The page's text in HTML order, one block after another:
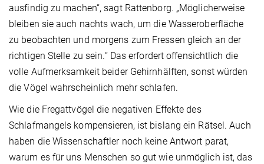
ausfindig zu machen“, sagt Rattenborg. „Möglicherweise
bleiben sie auch nachts wach, um die Wasseroberfläche
zu beobachten und morgens zum Fressen gleich an der
richtigen Stelle zu sein.“ Das erfordert offensichtlich die
volle Aufmerksamkeit beider Gehirnhälften, sonst würden
die Vögel wahrscheinlich mehr schlafen.
Wie die Fregattvögel die negativen Effekte des
Schlafmangels kompensieren, ist bislang ein Rätsel. Auch
haben die Wissenschaftler noch keine Antwort parat,
warum es für uns Menschen so gut wie unmöglich ist, das